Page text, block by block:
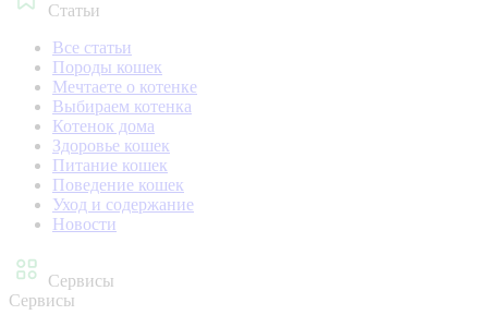
Статьи
Все статьи
Породы кошек
Мечтаете о котенке
Выбираем котенка
Котенок дома
Здоровье кошек
Питание кошек
Поведение кошек
Уход и содержание
Новости
Сервисы
Сервисы